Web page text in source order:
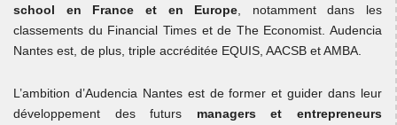
school en France et en Europe , notamment dans les
classements du Financial Times et de The Economist. Audencia
Nantes est, de plus, triple accréditée EQUIS, AACSB et AMBA.
L’ambition d’Audencia Nantes est de former et guider dans leur
développement des futurs managers et entrepreneurs